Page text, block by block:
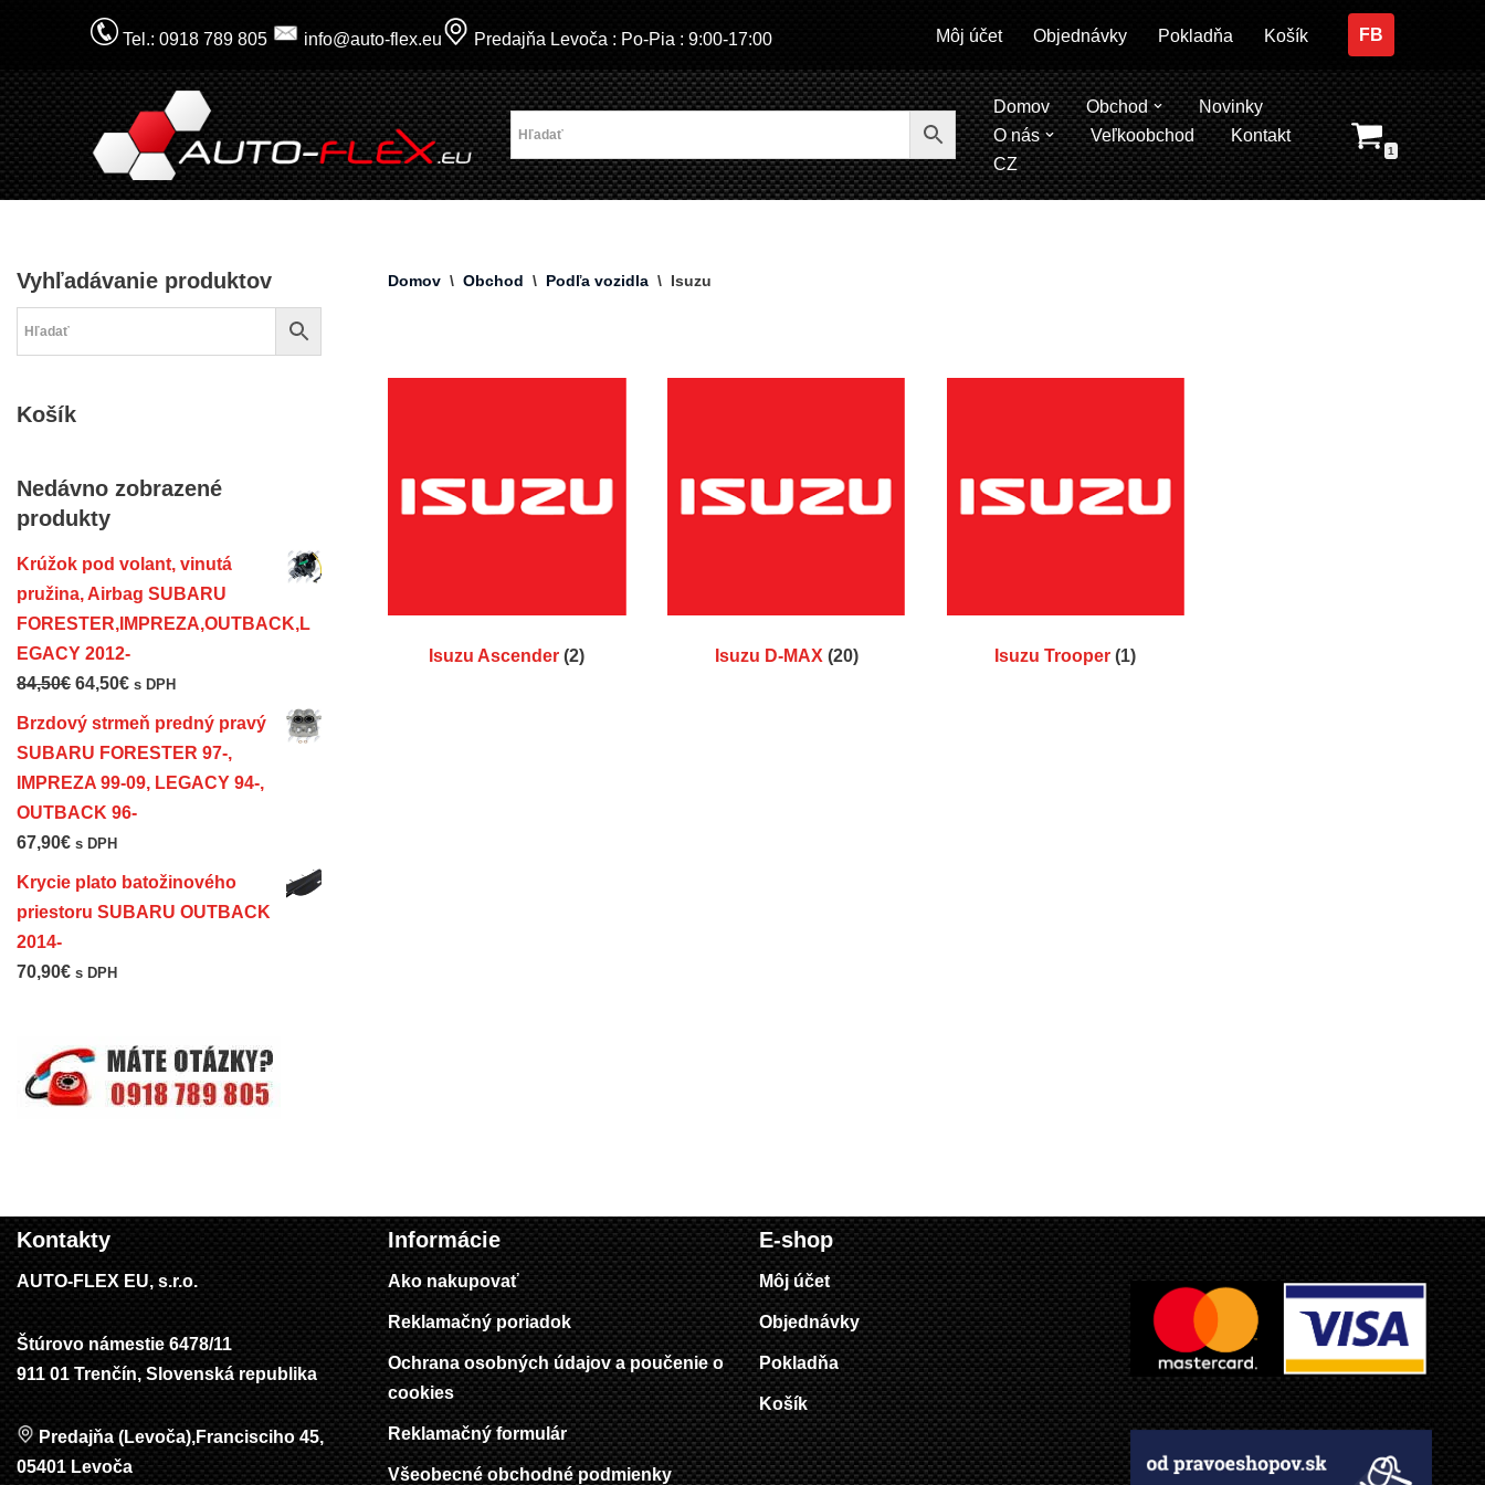
na
obsah
Tel.: 0918 789 805 info@auto-flex.eu Predajňa Levoča : Po-Pia : 9:00-17:00 Môj účet Objednávky Pokladňa Košík FB
Domov Obchod
Novinky
O nás
Veľkoobchod
Kontakt
CZ
1
Vyhľadávanie produktov
Košík
Nedávno zobrazené
produkty
Krúžok pod volant, vinutá
pružina, Airbag SUBARU
FORESTER,IMPREZA,OUTBACK,L
EGACY 2012-
84,50€ 64,50€ s DPH
Brzdový strmeň predný pravý
SUBARU FORESTER 97-,
IMPREZA 99-09, LEGACY 94-,
OUTBACK 96-
67,90€ s DPH
Krycie plato batožinového
priestoru SUBARU OUTBACK
2014-
70,90€ s DPH
Domov \ Obchod \ Podľa vozidla \ Isuzu
Isuzu Ascender(2) Isuzu D-MAX (20) Isuzu Trooper(1)
Kontakty
AUTO-FLEX EU, s.r.o.
Štúrovo námestie 6478/11
911 01 Trenčín, Slovenská republika
Predajňa (Levoča),Francisciho 45,
05401 Levoča
Informácie
Ako nakupovať
Reklamačný poriadok
Ochrana osobných údajov a poučenie o
cookies
Reklamačný formulár
Všeobecné obchodné podmienky
E-shop
Môj účet
Objednávky
Pokladňa
Košík